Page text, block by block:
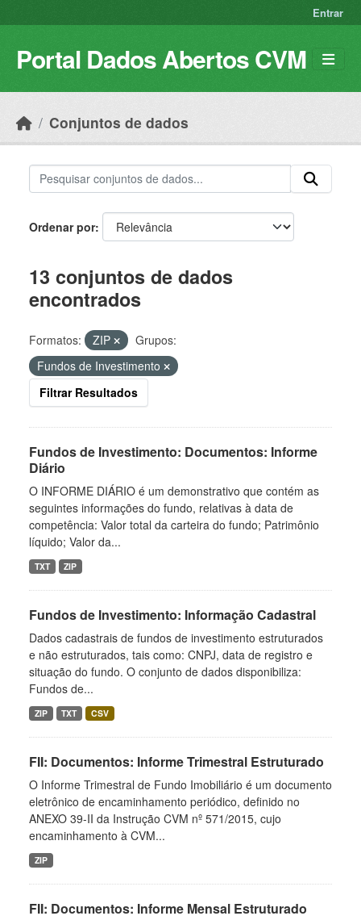
Entrar
Portal Dados Abertos CVM
Conjuntos de dados
Ordenar por
13 conjuntos de dados
encontrados
Formatos: ZIP
Grupos:
Fundos de Investimento
Filtrar Resultados
Fundos de Investimento: Documentos: Informe
Diário
O INFORME DIÁRIO é um demonstrativo que contém as
seguintes informações do fundo, relativas à data de
competência: Valor total da carteira do fundo; Patrimônio
líquido; Valor da...
TXT ZIP
Fundos de Investimento: Informação Cadastral
Dados cadastrais de fundos de investimento estruturados
e não estruturados, tais como: CNPJ, data de registro e
situação do fundo. O conjunto de dados disponibiliza:
Fundos de...
ZIP TXT CSV
FII: Documentos: Informe Trimestral Estruturado
O Informe Trimestral de Fundo Imobiliário é um documento
eletrônico de encaminhamento periódico, definido no
ANEXO 39-II da Instrução CVM nº 571/2015, cujo
encaminhamento à CVM...
ZIP
FII: Documentos: Informe Mensal Estruturado